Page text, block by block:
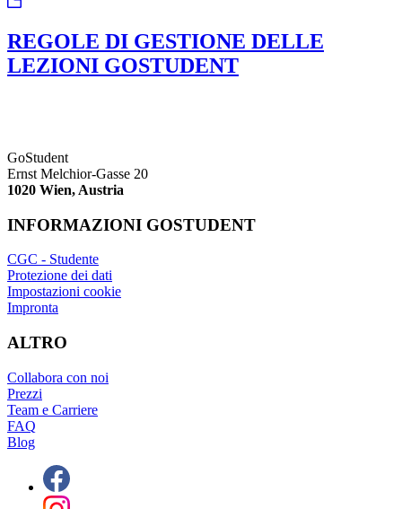
REGOLE DI GESTIONE DELLE
LEZIONI GOSTUDENT
GoStudent
Ernst Melchior-Gasse 20
1020 Wien, Austria
INFORMAZIONI GOSTUDENT
CGC - Studente
Protezione dei dati
Impostazioni cookie
Impronta
ALTRO
Collabora con noi
Prezzi
Team e Carriere
FAQ
Blog